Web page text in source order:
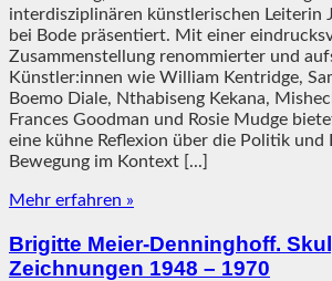
interdisziplinären künstlerischen Leiterin
bei Bode präsentiert. Mit einer
Zusammenstellung renommierter und
Künstler:innen wie William Kentridge,
Boemo Diale, Nthabiseng Kekana,
Frances Goodman und Rosie Mudge
eine kühne Reflexion über die Politik und
Bewegung im Kontext [...]
Mehr erfahren »
Brigitte Meier-Denninghoff.
Zeichnungen 1948 – 1970